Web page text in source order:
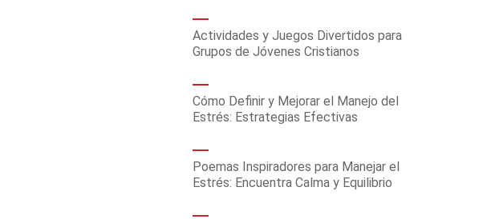
Actividades y Juegos Divertidos para
Grupos de Jóvenes Cristianos
Cómo Definir y Mejorar el Manejo del
Estrés: Estrategias Efectivas
Poemas Inspiradores para Manejar el
Estrés: Encuentra Calma y Equilibrio